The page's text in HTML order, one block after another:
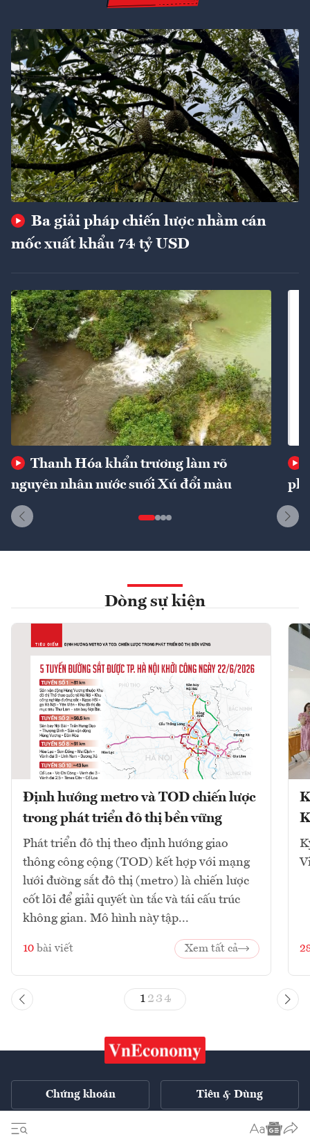
Ba giải pháp chiến lược nhằm cán
mốc xuất khẩu 74 tỷ USD
Thanh Hóa khẩn trương làm rõ
nguyên nhân nước suối Xú đổi màu
phí
Dòng sự kiện
Định hướng metro và TOD chiến lược
trong phát triển đô thị bền vững
Phát triển đô thị theo định hướng giao
thông công cộng (TOD) kết hợp với mạng
lưới đường sắt đô thị (metro) là chiến lược
cốt lõi để giải quyết ùn tắc và tái cấu trúc
không gian. Mô hình này tập...
10 bài viết Xem tất cả
1 23 4
Chứng khoán Tiêu & Dùng